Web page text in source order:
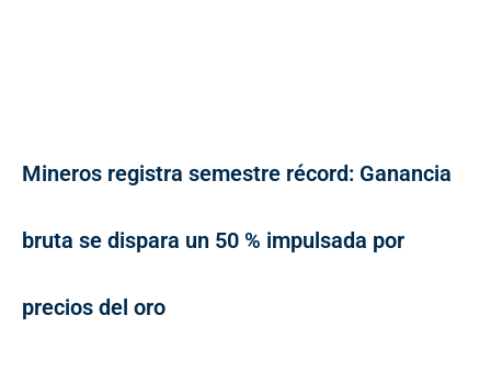
Mineros registra semestre récord: Ganancia
bruta se dispara un 50 % impulsada por
precios del oro